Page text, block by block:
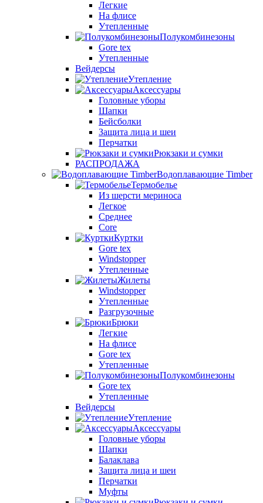
Легкие
На флисе
Утепленные
Полукомбинезоны
Gore tex
Утепленные
Вейдерсы
Утепление
Аксессуары
Головные уборы
Шапки
Бейсболки
Защита лица и шеи
Перчатки
Рюкзаки и сумки
РАСПРОДАЖА
Водоплавающие Timber
Термобелье
Из шерсти мериноса
Легкое
Среднее
Core
Куртки
Gore tex
Windstopper
Утепленные
Жилеты
Windstopper
Утепленные
Разгрузочные
Брюки
Легкие
На флисе
Gore tex
Утепленные
Полукомбинезоны
Gore tex
Утепленные
Вейдерсы
Утепление
Аксессуары
Головные уборы
Шапки
Балаклава
Защита лица и шеи
Перчатки
Муфты